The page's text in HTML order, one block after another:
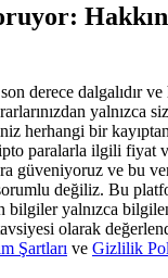
güçlerinizi birleştirin
derece dalgalıdır
yalnızca
herhangi bir
paralarla ilgili fiyat
güveniyoruz ve bu
değiliz. Bu
bilgiler yalnızca
olarak
Şartları ve Gizlilik